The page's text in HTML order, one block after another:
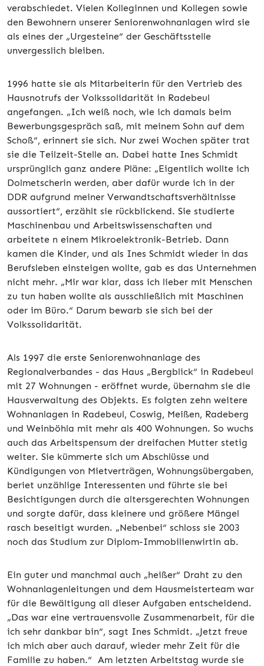
verabschiedet. Vielen Kolleginnen und Kollegen sowie
den Bewohnern unserer Seniorenwohnanlagen wird sie
als eines der „Urgesteine“ der Geschäftsstelle
unvergesslich bleiben.
1996 hatte sie als Mitarbeiterin für den Vertrieb des
Hausnotrufs der Volkssolidarität in Radebeul
angefangen. „Ich weiß noch, wie ich damals beim
Bewerbungsgespräch saß, mit meinem Sohn auf dem
Schoß“, erinnert sie sich. Nur zwei Wochen später trat
sie die Teilzeit-Stelle an. Dabei hatte Ines Schmidt
ursprünglich ganz andere Pläne: „Eigentlich wollte ich
Dolmetscherin werden, aber dafür wurde ich in der
DDR aufgrund meiner Verwandtschaftsverhältnisse
aussortiert“, erzählt sie rückblickend. Sie studierte
Maschinenbau und Arbeitswissenschaften und
arbeitete n einem Mikroelektronik-Betrieb. Dann
kamen die Kinder, und als Ines Schmidt wieder in das
Berufsleben einsteigen wollte, gab es das Unternehmen
nicht mehr. „Mir war klar, dass ich lieber mit Menschen
zu tun haben wollte als ausschließlich mit Maschinen
oder im Büro.“ Darum bewarb sie sich bei der
Volkssolidarität.
Als 1997 die erste Seniorenwohnanlage des
Regionalverbandes - das Haus „Bergblick“ in Radebeul
mit 27 Wohnungen - eröffnet wurde, übernahm sie die
Hausverwaltung des Objekts. Es folgten zehn weitere
Wohnanlagen in Radebeul, Coswig, Meißen, Radeberg
und Weinböhla mit mehr als 400 Wohnungen. So wuchs
auch das Arbeitspensum der dreifachen Mutter stetig
weiter. Sie kümmerte sich um Abschlüsse und
Kündigungen von Mietverträgen, Wohnungsübergaben,
beriet unzählige Interessenten und führte sie bei
Besichtigungen durch die altersgerechten Wohnungen
und sorgte dafür, dass kleinere und größere Mängel
rasch beseitigt wurden. „Nebenbei“ schloss sie 2003
noch das Studium zur Diplom-Immobilienwirtin ab.
Ein guter und manchmal auch „heißer“ Draht zu den
Wohnanlagenleitungen und dem Hausmeisterteam war
für die Bewältigung all dieser Aufgaben entscheidend.
„Das war eine vertrauensvolle Zusammenarbeit, für die
ich sehr dankbar bin“, sagt Ines Schmidt. „Jetzt freue
ich mich aber auch darauf, wieder mehr Zeit für die
Familie zu haben.“ Am letzten Arbeitstag wurde sie